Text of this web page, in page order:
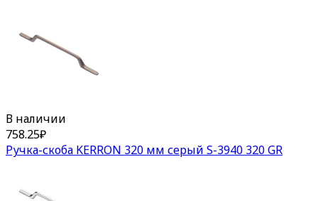
В наличии
758.25₽
Ручка-скоба KERRON 320 мм серый S-3940 320 GR